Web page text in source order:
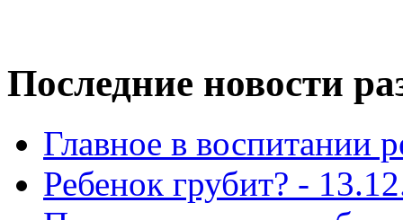
Последние новости
Главное в воспитании
Ребенок грубит? -